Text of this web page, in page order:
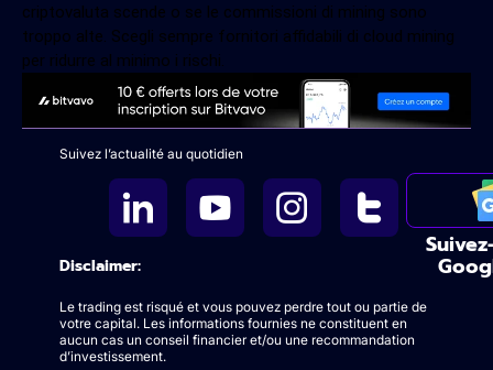
criptovaluta scende o se le commissioni di mining sono
troppo alte. Scegli sempre fornitori affidabili di cloud mining
per ridurre al minimo i rischi.
Suivez l’actualité au quotidien
Disclaimer:
Le trading est risqué et vous pouvez perdre tout ou partie de
votre capital. Les informations fournies ne constituent en
aucun cas un conseil financier et/ou une recommandation
d’investissement.